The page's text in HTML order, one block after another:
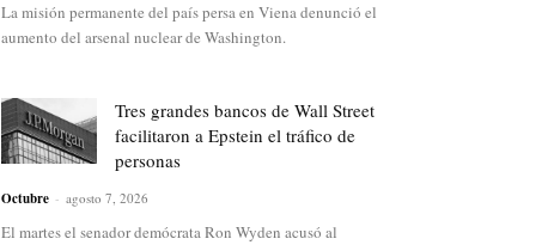
La misión permanente del país persa en Viena denunció el
aumento del arsenal nuclear de Washington.
Tres grandes bancos de Wall Street
facilitaron a Epstein el tráfico de
personas
Octubre - agosto 7, 2026
El martes el senador demócrata Ron Wyden acusó al